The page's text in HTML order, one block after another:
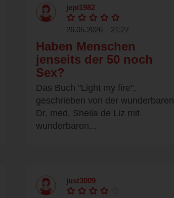
jepi1982
26.05.2026 – 21:27
Haben Menschen
jenseits der 50 noch
Sex?
Das Buch "Light my fire",
geschrieben von der wunderbaren
Dr. med. Sheila de Liz mit
wunderbaren...
just3009